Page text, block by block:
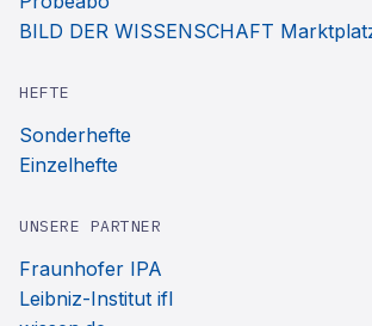
BILD DER WISSENSCHAFT
HEFTE
Sonderhefte
Einzelhefte
UNSERE PARTNER
Fraunhofer IPA
Leibniz-Institut ifl